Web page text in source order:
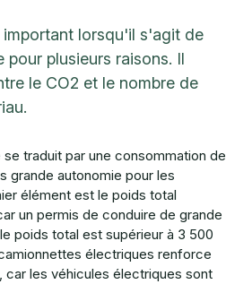
important lorsqu'il s'agit de
plusieurs raisons. Il
le CO2 et le nombre de
traduit par une consommation de
grande autonomie pour les
élément est le poids total
un permis de conduire de grande
poids total est supérieur à 3 500
électriques renforce
les véhicules électriques sont